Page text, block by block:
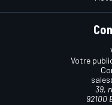
Votre
39,
92100